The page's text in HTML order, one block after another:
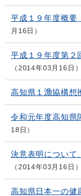
平成１９年度概要
月16日
平成１９年度第２
2014年03月16日
高知県１漁協構想
令和元年度高知県
18日
決意表明について
2014年03月16日
高知県日本一の健